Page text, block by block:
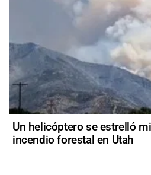
Un helicóptero se estrelló
incendio forestal en Utah